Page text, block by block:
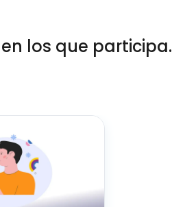
en los que participa.